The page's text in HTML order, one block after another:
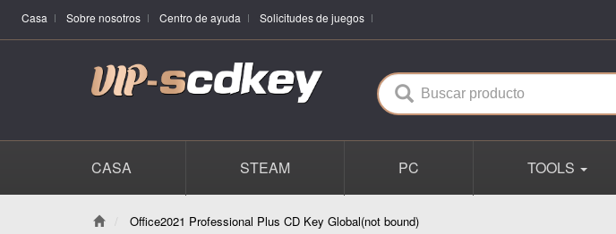
Casa Sobre nosotros Centro de ayuda Solicitudes de juegos
CASA STEAM PC TOOLS
Office2021 Professional Plus CD Key Global(not bound)